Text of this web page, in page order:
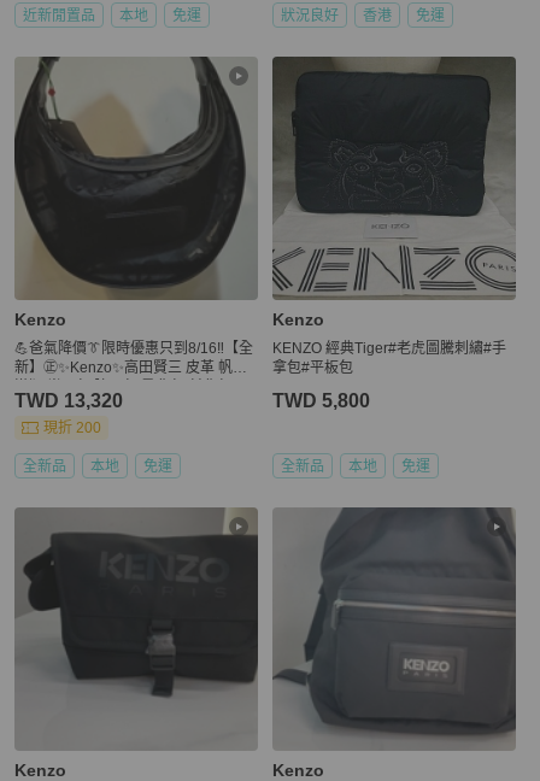
近新閒置品 本地 免運 狀況良好 香港 免運
Kenzo
💪爸氣降價👔限時優惠只到8/16‼️【全
新】㊣✨Kenzo✨高田賢三 皮革 帆布
手精品/二手包/保證正品
TWD 13,320
現折 200
全新品 本地 免運
Kenzo
KENZO 經典Tiger#老虎圖騰刺繡#手
拿包#平板包
TWD 5,800
全新品 本地 免運
Kenzo Kenzo